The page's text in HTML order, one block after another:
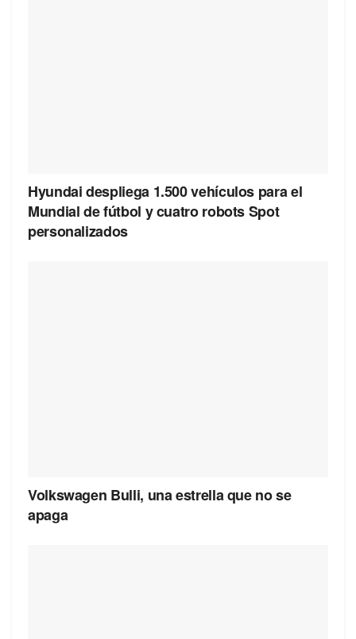
Hyundai despliega 1.500 vehículos para el
Mundial de fútbol y cuatro robots Spot
personalizados
Volkswagen Bulli, una estrella que no se
apaga